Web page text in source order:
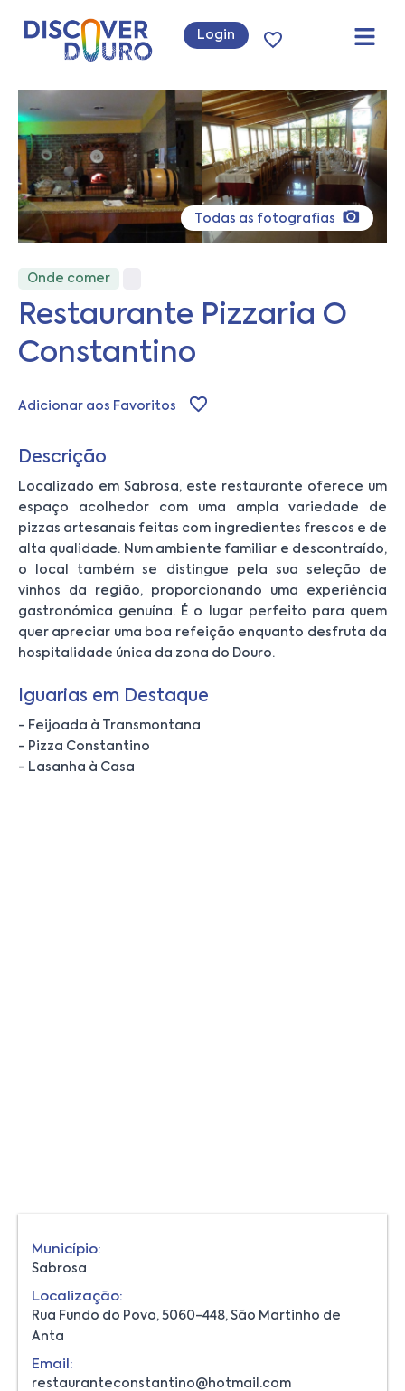
Login
Todas as fotografias
Onde comer
Restaurante Pizzaria O
Constantino
Adicionar aos Favoritos
Descrição
Localizado em Sabrosa, este restaurante oferece um
espaço acolhedor com uma ampla variedade de
pizzas artesanais feitas com ingredientes frescos e de
alta qualidade. Num ambiente familiar e descontraído,
o local também se distingue pela sua seleção de
vinhos da região, proporcionando uma experiência
gastronómica genuína. É o lugar perfeito para quem
quer apreciar uma boa refeição enquanto desfruta da
hospitalidade única da zona do Douro.
Iguarias em Destaque
- Feijoada à Transmontana
- Pizza Constantino
- Lasanha à Casa
Município:
Sabrosa
Localização:
Rua Fundo do Povo, 5060-448, São Martinho de
Anta
Email:
restauranteconstantino@hotmail.com